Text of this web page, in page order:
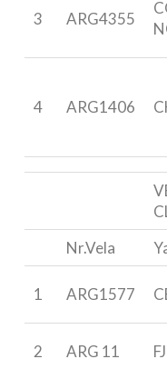
3 ARG4355
4 ARG1406
Nr.Vela
1 ARG1577
2 ARG 11